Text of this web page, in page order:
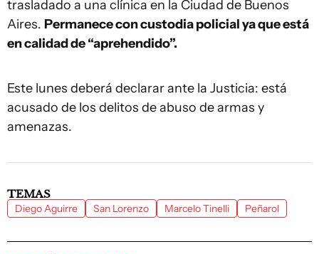
trasladado a una clínica en la Ciudad de Buenos
Aires. Permanece con custodia policial ya que está
en calidad de “aprehendido”.
Este lunes deberá declarar ante la Justicia: está
acusado de los delitos de abuso de armas y
amenazas.
TEMAS
Diego Aguirre San Lorenzo Marcelo Tinelli Peñarol